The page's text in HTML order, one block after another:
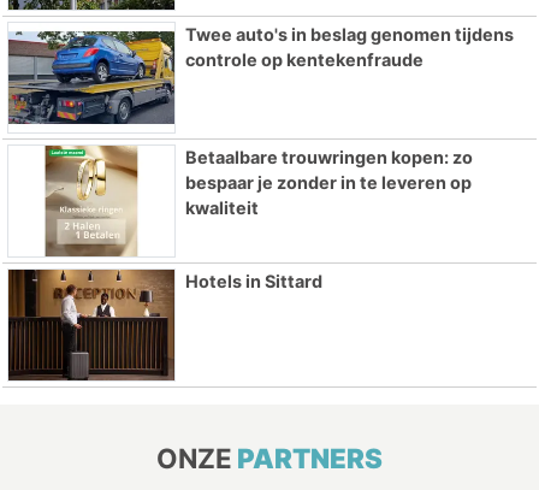
Twee auto's in beslag genomen tijdens
controle op kentekenfraude
Betaalbare trouwringen kopen: zo
bespaar je zonder in te leveren op
kwaliteit
Hotels in Sittard
ONZE PARTNERS